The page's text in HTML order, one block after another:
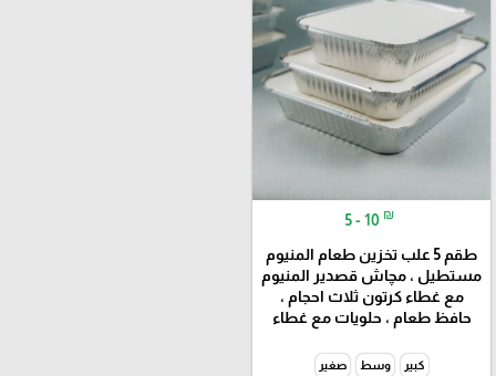
5 - 10 ₪
طقم 5 علب تخزين طعام المنيوم
مستطيل ، مچاش قصدير المنيوم
مع غطاء كرتون ثلاث احجام ،
حافظ طعام ، حلويات مع غطاء
كبير وسط صغير